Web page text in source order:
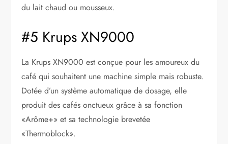
du lait chaud ou mousseux.
#5 Krups XN9000
La Krups XN9000 est conçue pour les amoureux du
café qui souhaitent une machine simple mais robuste.
Dotée d’un système automatique de dosage, elle
produit des cafés onctueux grâce à sa fonction
«Arôme+» et sa technologie brevetée
«Thermoblock».